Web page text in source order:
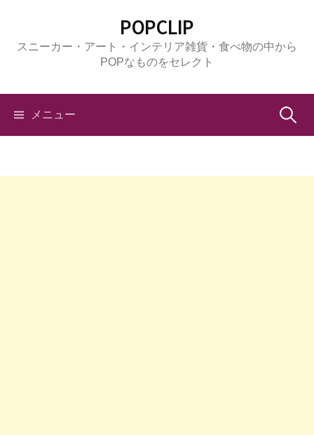
POPCLIP
スニーカー・アート・インテリア雑貨・食べ物の中から
POPなものをセレクト
メニュー 検